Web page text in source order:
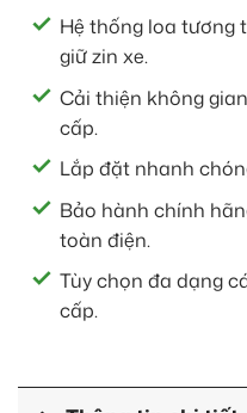
Hệ thống loa tương
giữ zin xe.
Cải thiện không
cấp.
Lắp đặt nhanh
Bảo hành chính
toàn điện.
Tùy chọn đa dạng
cấp.